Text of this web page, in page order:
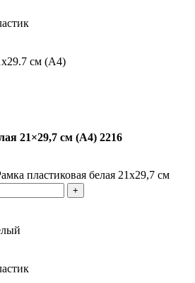
см (А4)
21×29,7 см (А4) 2216
пластиковая белая 21x29,7 см